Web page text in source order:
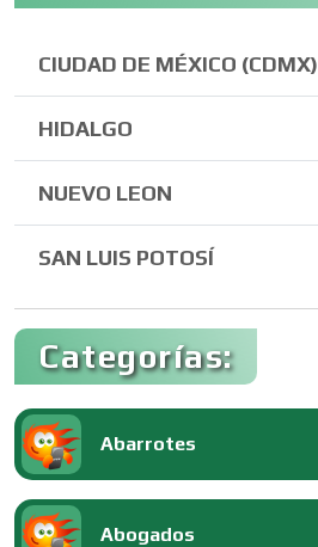
CIUDAD DE MÉXICO (CDMX)
HIDALGO
NUEVO LEON
SAN LUIS POTOSÍ
Categorías:
Abarrotes
Abogados